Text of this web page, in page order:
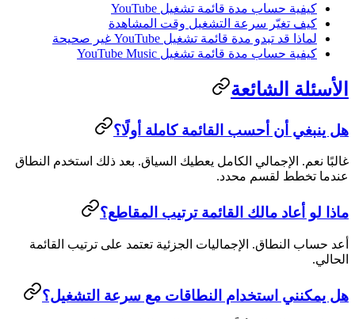
كيفية حساب مدة قائمة تشغيل YouTube
كيف تغيّر سرعة التشغيل وقت المشاهدة
لماذا قد تبدو مدة قائمة تشغيل YouTube غير صحيحة
كيفية حساب مدة قائمة تشغيل YouTube Music
الأسئلة الشائعة
هل ينبغي أن أحسب القائمة كاملة أولًا؟
غالبًا نعم. الإجمالي الكامل يعطيك السياق. بعد ذلك استخدم النطاق
عندما تخطط لقسم محدد.
ماذا لو أعاد مالك القائمة ترتيب المقاطع؟
أعد حساب النطاق. الإجماليات الجزئية تعتمد على ترتيب القائمة
الحالي.
هل يمكنني استخدام النطاقات مع سرعة التشغيل؟